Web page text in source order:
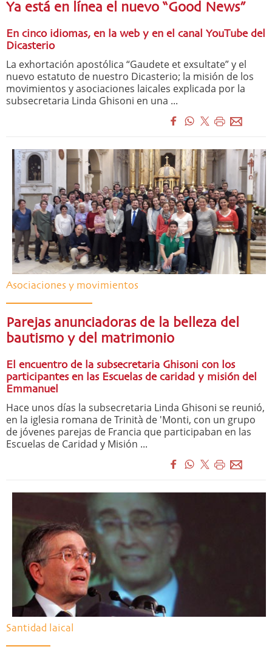
Ya está en línea el nuevo “Good News”
En cinco idiomas, en la web y en el canal YouTube del
Dicasterio
La exhortación apostólica “Gaudete et exsultate” y el
nuevo estatuto de nuestro Dicasterio; la misión de los
movimientos y asociaciones laicales explicada por la
subsecretaria Linda Ghisoni en una ...
Asociaciones y movimientos
Parejas anunciadoras de la belleza del
bautismo y del matrimonio
El encuentro de la subsecretaria Ghisoni con los
participantes en las Escuelas de caridad y misión del
Emmanuel
Hace unos días la subsecretaria Linda Ghisoni se reunió,
en la iglesia romana de Trinità de 'Monti, con un grupo
de jóvenes parejas de Francia que participaban en las
Escuelas de Caridad y Misión ...
Santidad laical